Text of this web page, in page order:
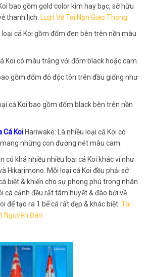
bao gồm gold color kim hay bạc, sở hữu
thanh lịch. Luật Về Tai Nạn Giao Thông
cá Koi gồm đốm đen bên trên nền màu
Koi có màu trắng với đốm black hoặc cam.
gồm đốm đỏ độc tôn trên đầu giống như
cá Koi bao gồm đốm black bên trên nền
Cá Koi Hariwake: Là nhiều loại cá Koi có
những con đường nét màu cam.
có khá nhiều nhiều loại cá Koi khác ví như
Hikarimono. Mỗi loại cá Koi đều phải sở
biệt & khiến cho sự phong phú trong nhân
cá cảnh đều rất tâm huyết & đào bới về
để tạo ra 1 bể cá rất đẹp & khác biệt. Tai
Nguyên Đán